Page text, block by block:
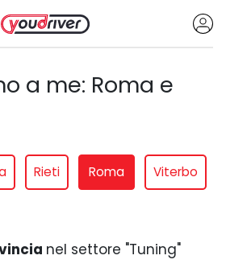
a me: Roma e
Rieti Roma Viterbo
nel settore "Tuning"